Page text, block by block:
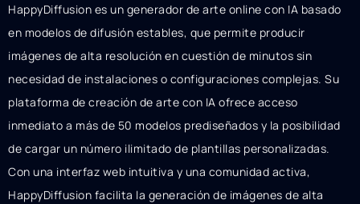
HappyDiffusion es un generador de arte online con IA basado
en modelos de difusión estables, que permite producir
imágenes de alta resolución en cuestión de minutos sin
necesidad de instalaciones o configuraciones complejas. Su
plataforma de creación de arte con IA ofrece acceso
inmediato a más de 50 modelos prediseñados y la posibilidad
de cargar un número ilimitado de plantillas personalizadas.
Con una interfaz web intuitiva y una comunidad activa,
HappyDiffusion facilita la generación de imágenes de alta